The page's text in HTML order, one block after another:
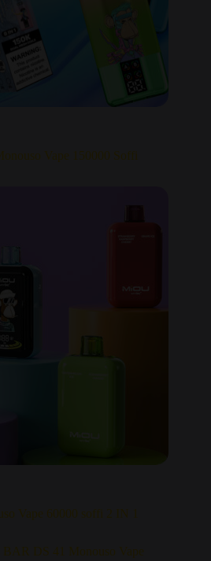
Vape 150000 Soffi
Vape 60000 soffi 2 IN 1